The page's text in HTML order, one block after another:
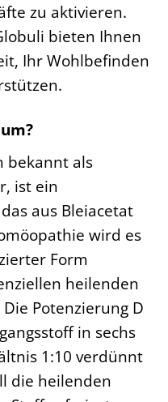
zu aktivieren.
bieten Ihnen
Ihr Wohlbefinden
bekannt als
ist ein
aus Bleiacetat
wird es
Form
heilenden
Potenzierung D
in sechs
1:10 verdünnt
die heilenden